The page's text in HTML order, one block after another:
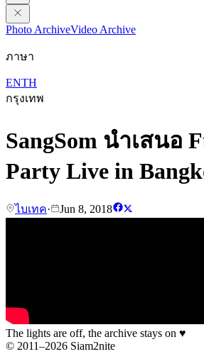
Photo ArchiveVideo Archive
ภาษา
ENTH
กรุงเทพ
SangSom นำเสนอ
Party Live in
ไบเทค· Jun 8, 2018
The lights are off, the archive stays on ♥
© 2011–2026 Siam2nite